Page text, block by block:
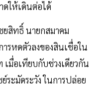
ดให้เดินต่อได้
ยสิทธิ์ นายกสมาคม
รหดตัวลงของสินเชื่อใน
มื่อเทียบกับช่วงเดียวกัน
ะมัดระวัง ในการปล่อย